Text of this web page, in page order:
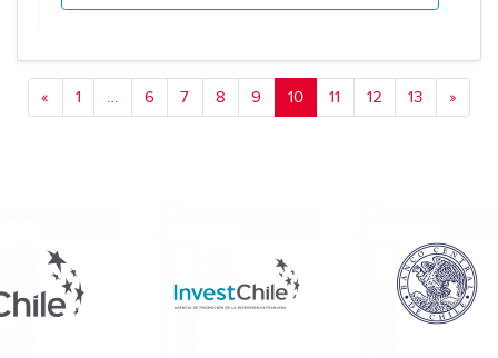
« 1 … 6 7 8 9 10 11 12 13 »